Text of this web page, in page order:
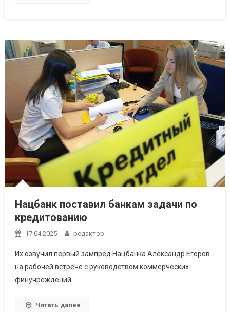
Нацбанк поставил банкам задачи по
кредитованию
17.04.2025 редактор
Их озвучил первый зампред Нацбанка Александр Егоров
на рабочей встрече с руководством коммерческих
финучреждений.
Читать далее